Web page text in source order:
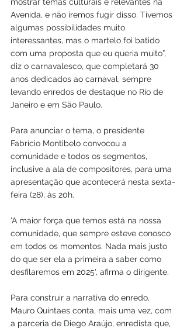
Avenida, e não iremos fugir disso. Tivemos
algumas possibilidades muito
interessantes, mas o martelo foi batido
com uma proposta que eu queria muito”,
diz o carnavalesco, que completará 30
anos dedicados ao carnaval, sempre
levando enredos de destaque no Rio de
Janeiro e em São Paulo.
Para anunciar o tema, o presidente
Fabrício Montibelo convocou a
comunidade e todos os segmentos,
inclusive a ala de compositores, para uma
apresentação que acontecerá nesta sexta-
feira (28), às 20h.
'A maior força que temos está na nossa
comunidade, que sempre esteve conosco
em todos os momentos. Nada mais justo
do que ser ela a primeira a saber como
desfilaremos em 2025', afirma o dirigente.
Para construir a narrativa do enredo,
Mauro Quintaes conta, mais uma vez, com
a parceria de Diego Araújo, enredista que,